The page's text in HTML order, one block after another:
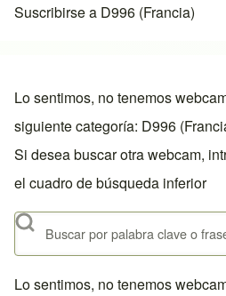
Suscribirse a D996 (Francia)
Lo sentimos, no tenemos
siguiente categoría: D996
Si desea buscar otra webcam,
el cuadro de búsqueda inferior
Buscar
Lo sentimos, no tenemos